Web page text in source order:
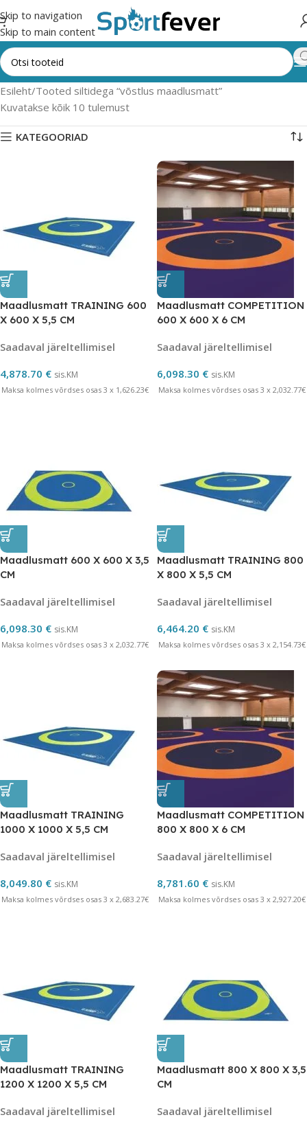
Skip to navigation
Skip to main content
Esileht Tooted siltidega “võstlus maadlusmatt”
Kuvatakse kõik 10 tulemust
KATEGOORIAD
Maadlusmatt TRAINING 600
X 600 X 5,5 CM
Saadaval järeltellimisel
4,878.70 € sis.KM
Maksa kolmes võrdses osas 3 x 1,626.23€
Maadlusmatt COMPETITION
600 X 600 X 6 CM
Saadaval järeltellimisel
6,098.30 € sis.KM
Maksa kolmes võrdses osas 3 x 2,032.77€
Maadlusmatt 600 X 600 X 3,5
CM
Saadaval järeltellimisel
6,098.30 € sis.KM
Maksa kolmes võrdses osas 3 x 2,032.77€
Maadlusmatt TRAINING 800
X 800 X 5,5 CM
Saadaval järeltellimisel
6,464.20 € sis.KM
Maksa kolmes võrdses osas 3 x 2,154.73€
Maadlusmatt TRAINING
1000 X 1000 X 5,5 CM
Saadaval järeltellimisel
8,049.80 € sis.KM
Maksa kolmes võrdses osas 3 x 2,683.27€
Maadlusmatt COMPETITION
800 X 800 X 6 CM
Saadaval järeltellimisel
8,781.60 € sis.KM
Maksa kolmes võrdses osas 3 x 2,927.20€
Maadlusmatt TRAINING
1200 X 1200 X 5,5 CM
Saadaval järeltellimisel
Maadlusmatt 800 X 800 X 3,5
CM
Saadaval järeltellimisel